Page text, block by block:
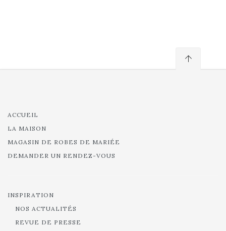
ACCUEIL
LA MAISON
MAGASIN DE ROBES DE MARIÉE
DEMANDER UN RENDEZ-VOUS
INSPIRATION
NOS ACTUALITÉS
REVUE DE PRESSE